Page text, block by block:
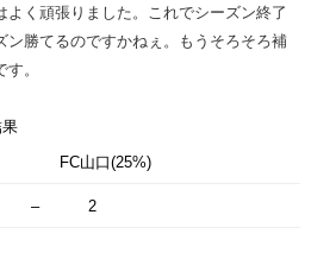
よく頑張りました。これでシーズン終了
ン勝てるのですかねぇ。もうそろそろ補
。
FC山口(25%)
– 2